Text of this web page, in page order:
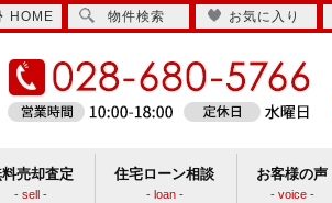
HOME 物件検索 お気に入り
売却査定
- sell -
住宅ローン相談
- loan -
お客様の声
- voice -